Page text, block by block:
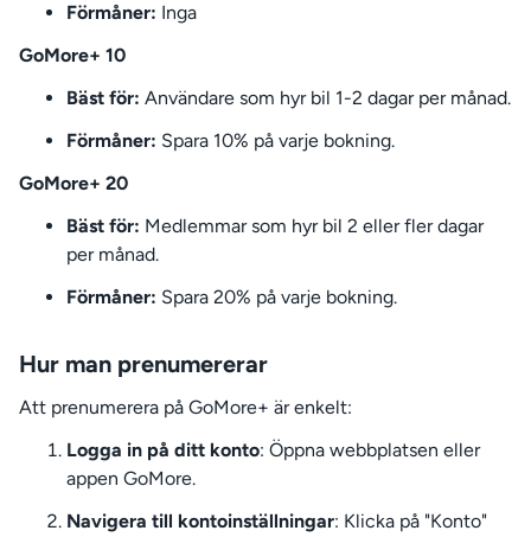
Förmåner: Inga
GoMore+ 10
Bäst för: Användare som hyr bil 1-2 dagar per månad.
Förmåner: Spara 10% på varje bokning.
GoMore+ 20
Bäst för: Medlemmar som hyr bil 2 eller fler dagar
per månad.
Förmåner: Spara 20% på varje bokning.
Hur man prenumererar
Att prenumerera på GoMore+ är enkelt:
Logga in på ditt konto: Öppna webbplatsen eller
appen GoMore.
Navigera till kontoinställningar: Klicka på "Konto"